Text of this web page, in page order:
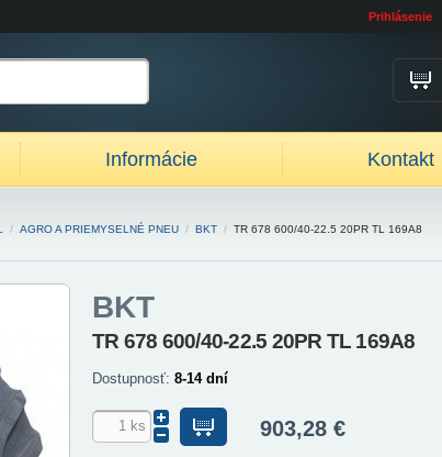
Prihlásenie
Informácie Kontakt
/ AGRO A PRIEMYSELNÉ PNEU / BKT / TR 678 600/40-22.5 20PR TL 169A8
BKT
TR 678 600/40-22.5 20PR TL 169A8
Dostupnosť: 8-14 dní
903,28 €